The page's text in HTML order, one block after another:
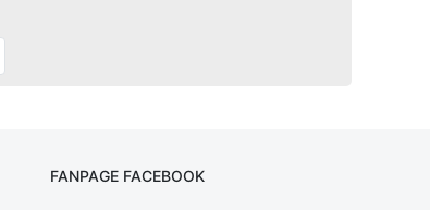
FANPAGE FACEBOOK